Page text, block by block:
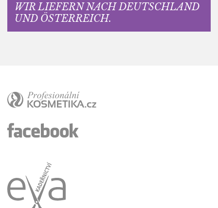
WIR LIEFERN NACH DEUTSCHLAND
UND ÖSTERREICH.